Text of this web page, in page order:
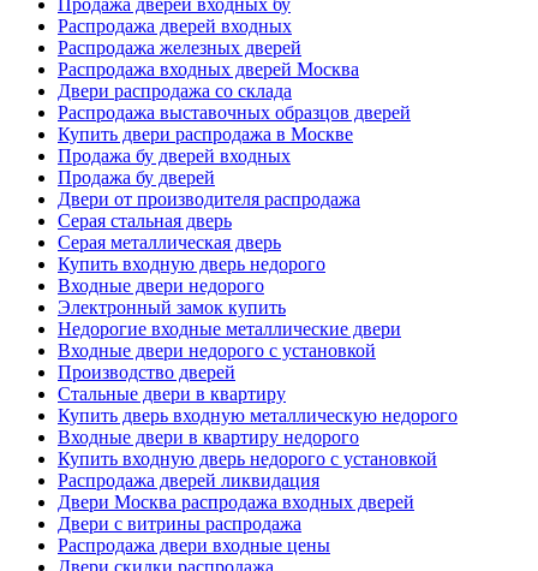
Распродажа дверей входных
Распродажа железных дверей
Распродажа входных дверей Москва
Двери распродажа со склада
Распродажа выставочных образцов дверей
Купить двери распродажа в Москве
Продажа бу дверей входных
Продажа бу дверей
Двери от производителя распродажа
Серая стальная дверь
Серая металлическая дверь
Купить входную дверь недорого
Входные двери недорого
Электронный замок купить
Недорогие входные металлические двери
Входные двери недорого с установкой
Производство дверей
Стальные двери в квартиру
Купить дверь входную металлическую недорого
Входные двери в квартиру недорого
Купить входную дверь недорого с установкой
Распродажа дверей ликвидация
Двери Москва распродажа входных дверей
Двери с витрины распродажа
Распродажа двери входные цены
Двери скидки распродажа